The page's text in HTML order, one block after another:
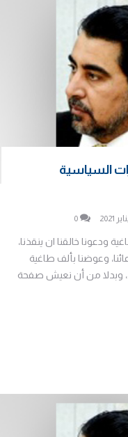
السياسية
0
ودعونا خالقنا ان ينقذنا،
وعوضنا بألف طاغية
وبدلا من أن نعيش صفحة